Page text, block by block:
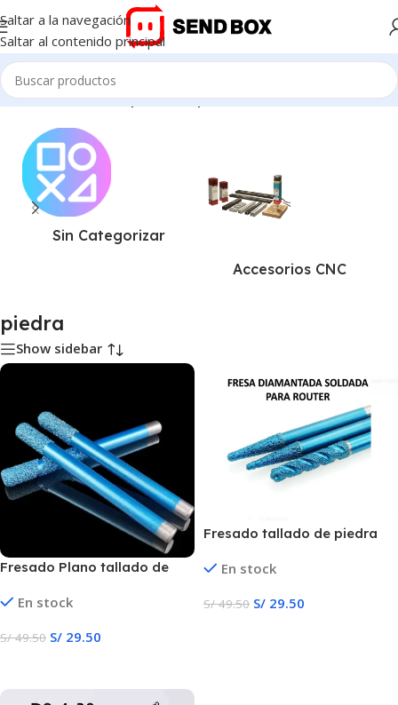
Saltar a la navegación
Saltar al contenido principal
Inicio/Productos etiquetados “piedra”
Sin Categorizar
Accesorios CNC
piedra
Show sidebar
Fresado Plano tallado de
En stock
S/49.50 S/ 29.50
Fresado tallado de piedra
En stock
S/49.50 S/ 29.50